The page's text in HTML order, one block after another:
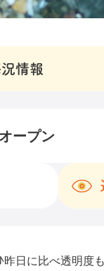
情報
オープン
日に比べ透明度